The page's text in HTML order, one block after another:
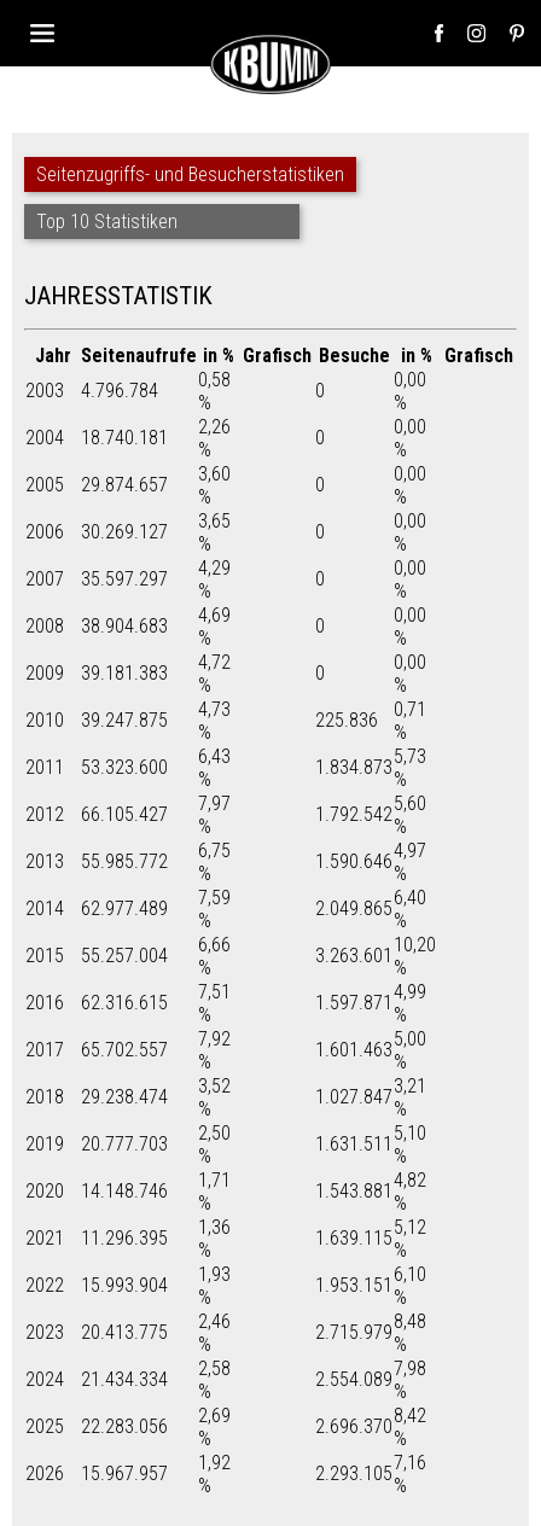
Seitenzugriffs- und Besucherstatistiken
Top 10 Statistiken
JAHRESSTATISTIK
Jahr Seitenaufrufe in % Grafisch Besuche in %
Grafisch
2003
4.796.784
0,58
%
0
0,00
%
2004
18.740.181
2,26
%
0
0,00
%
2005
29.874.657
3,60
%
0
0,00
%
2006
30.269.127
3,65
%
0
0,00
%
2007
35.597.297
4,29
%
0
0,00
%
2008
38.904.683
4,69
%
0
0,00
%
2009
39.181.383
4,72
%
0
0,00
%
2010
39.247.875
4,73
%
225.836
0,71
%
2011
53.323.600
6,43
%
1.834.8735,73
%
2012
66.105.427
7,97
%
1.792.5425,60
%
2013
55.985.772
6,75
%
1.590.6464,97
%
2014
62.977.489
7,59
%
2.049.8656,40
%
2015
55.257.004
6,66
%
3.263.601 10,20
%
2016
62.316.615
7,51
%
1.597.871 4,99
%
2017
65.702.557
7,92
%
1.601.4635,00
%
2018
29.238.474
3,52
%
1.027.8473,21
%
2019
20.777.703
2,50
%
1.631.511 5,10
%
2020
14.148.746
1,71
%
1.543.881 4,82
%
2021
11.296.395
1,36
%
1.639.1155,12
%
2022
15.993.904
1,93
%
1.953.151 6,10
%
2023
20.413.775
2,46
%
2.715.9798,48
%
2024
21.434.334
2,58
%
2.554.0897,98
%
2025
22.283.056
2,69
%
2.696.3708,42
%
2026
15.967.957
1,92
%
2.293.1057,16
%